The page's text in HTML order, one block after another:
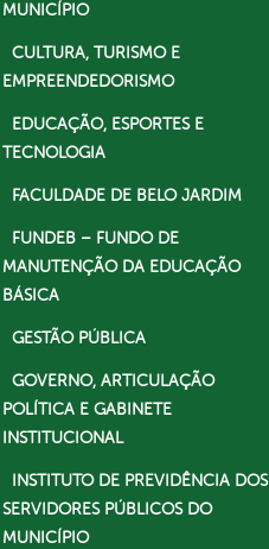
MUNICÍPIO
CULTURA, TURISMO E
EMPREENDEDORISMO
EDUCAÇÃO, ESPORTES E
TECNOLOGIA
FACULDADE DE BELO JARDIM
FUNDEB – FUNDO DE
MANUTENÇÃO DA EDUCAÇÃO
BÁSICA
GESTÃO PÚBLICA
GOVERNO, ARTICULAÇÃO
POLÍTICA E GABINETE
INSTITUCIONAL
INSTITUTO DE PREVIDÊNCIA DOS
SERVIDORES PÚBLICOS DO
MUNICÍPIO